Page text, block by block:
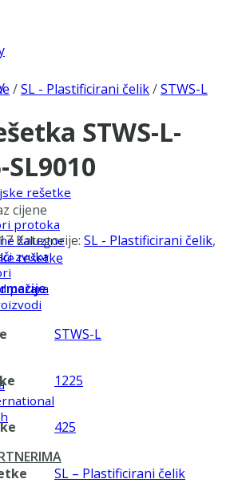
rešetke
protoka
žaluzine
zvuka
požara
/SL - Plastificirani čelik/STWS-L
STWS-L-
cijene
Kategorije: SL - Plastificirani čelik,
rešetke
STWS-L
1225
425
SL – Plastificirani čelik